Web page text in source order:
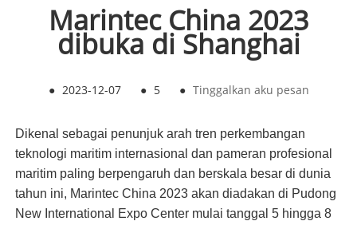
Marintec China 2023
dibuka di Shanghai
● 2023-12-07 ● 5 ● Tinggalkan aku pesan
Dikenal sebagai penunjuk arah tren perkembangan
teknologi maritim internasional dan pameran profesional
maritim paling berpengaruh dan berskala besar di dunia
tahun ini, Marintec China 2023 akan diadakan di Pudong
New International Expo Center mulai tanggal 5 hingga 8